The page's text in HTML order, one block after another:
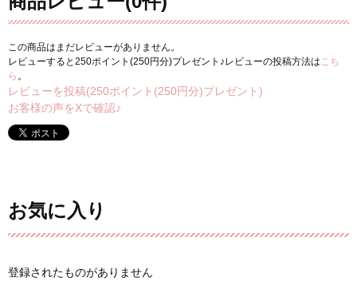
この商品はまだレビューがありません。
レビューすると250ポイント(250円分)プレゼント♪レビューの投稿方法はこち
ら 。
レビューを投稿(250ポイント(250円分)プレゼント)
お客様の声をXで確認♪
お気に入り
登録されたものがありません